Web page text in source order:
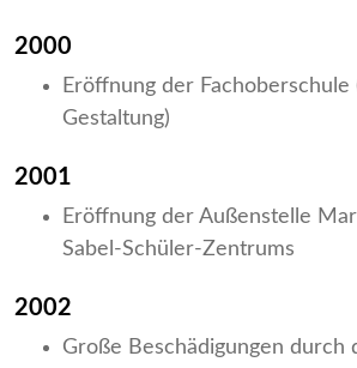
2000
Eröffnung der Fachoberschule
Gestaltung)
2001
Eröffnung der Außenstelle
Sabel-Schüler-Zentrums
2002
Große Beschädigungen durch